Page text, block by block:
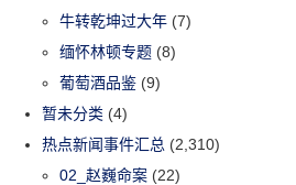
牛转乾坤过大年 (7)
缅怀林顿专题 (8)
葡萄酒品鉴 (9)
暂未分类 (4)
热点新闻事件汇总 (2,310)
02_赵巍命案 (22)